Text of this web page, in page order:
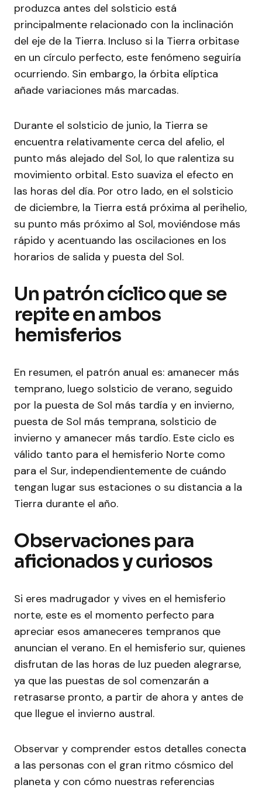
produzca antes del solsticio está
principalmente relacionado con la inclinación
del eje de la Tierra. Incluso si la Tierra orbitase
en un círculo perfecto, este fenómeno seguiría
ocurriendo. Sin embargo, la órbita elíptica
añade variaciones más marcadas.
Durante el solsticio de junio, la Tierra se
encuentra relativamente cerca del afelio, el
punto más alejado del Sol, lo que ralentiza su
movimiento orbital. Esto suaviza el efecto en
las horas del día. Por otro lado, en el solsticio
de diciembre, la Tierra está próxima al perihelio,
su punto más próximo al Sol, moviéndose más
rápido y acentuando las oscilaciones en los
horarios de salida y puesta del Sol.
Un patrón cíclico que se
repite en ambos
hemisferios
En resumen, el patrón anual es: amanecer más
temprano, luego solsticio de verano, seguido
por la puesta de Sol más tardía y en invierno,
puesta de Sol más temprana, solsticio de
invierno y amanecer más tardío. Este ciclo es
válido tanto para el hemisferio Norte como
para el Sur, independientemente de cuándo
tengan lugar sus estaciones o su distancia a la
Tierra durante el año.
Observaciones para
aficionados y curiosos
Si eres madrugador y vives en el hemisferio
norte, este es el momento perfecto para
apreciar esos amaneceres tempranos que
anuncian el verano. En el hemisferio sur, quienes
disfrutan de las horas de luz pueden alegrarse,
ya que las puestas de sol comenzarán a
retrasarse pronto, a partir de ahora y antes de
que llegue el invierno austral.
Observar y comprender estos detalles conecta
a las personas con el gran ritmo cósmico del
planeta y con cómo nuestras referencias